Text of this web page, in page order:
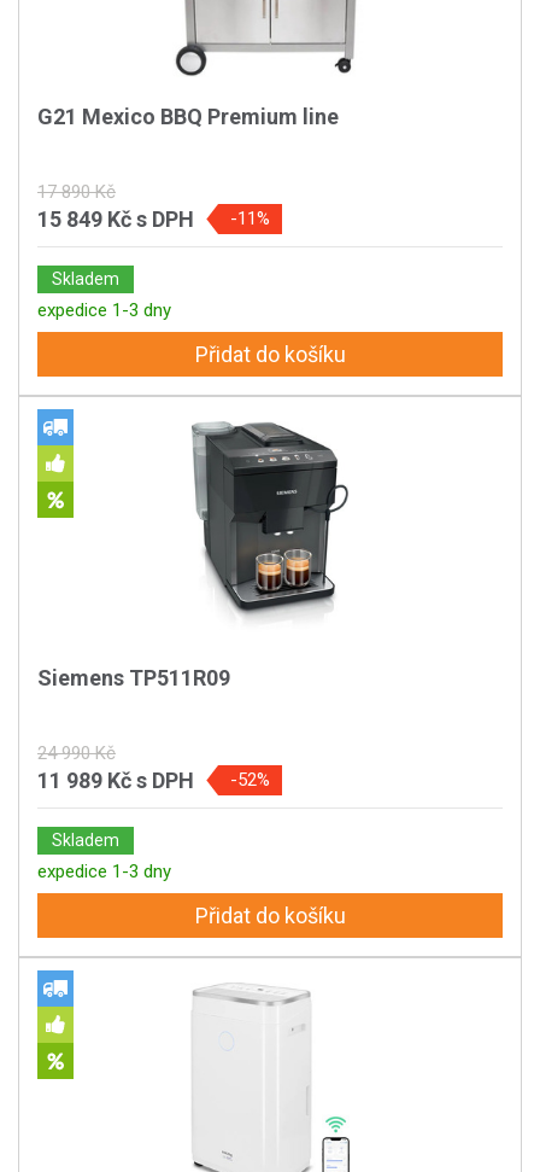
G21 Mexico BBQ Premium line
17 890 Kč
15 849 Kčs DPH -11%
Skladem
expedice 1-3 dny
Přidat do košíku
Siemens TP511R09
24 990 Kč
11 989 Kčs DPH -52%
Skladem
expedice 1-3 dny
Přidat do košíku